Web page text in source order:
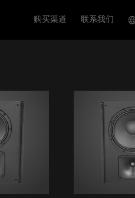
购买渠道 联系我们